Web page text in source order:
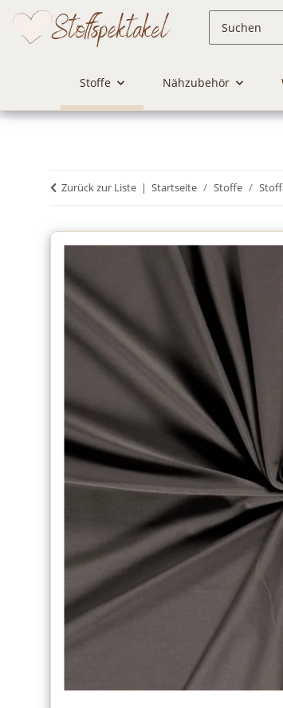
Stoffe Nähzubehör
Zurück zur Liste Startseite Stoffe